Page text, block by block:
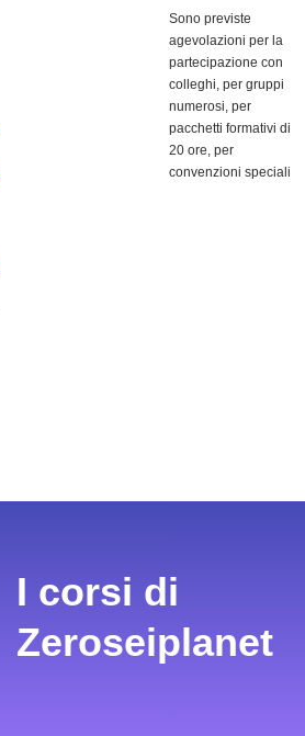
Sono previste
agevolazioni per la
partecipazione con
colleghi, per gruppi
numerosi, per
pacchetti formativi di
20 ore, per
convenzioni speciali
I corsi di
Zeroseiplanet